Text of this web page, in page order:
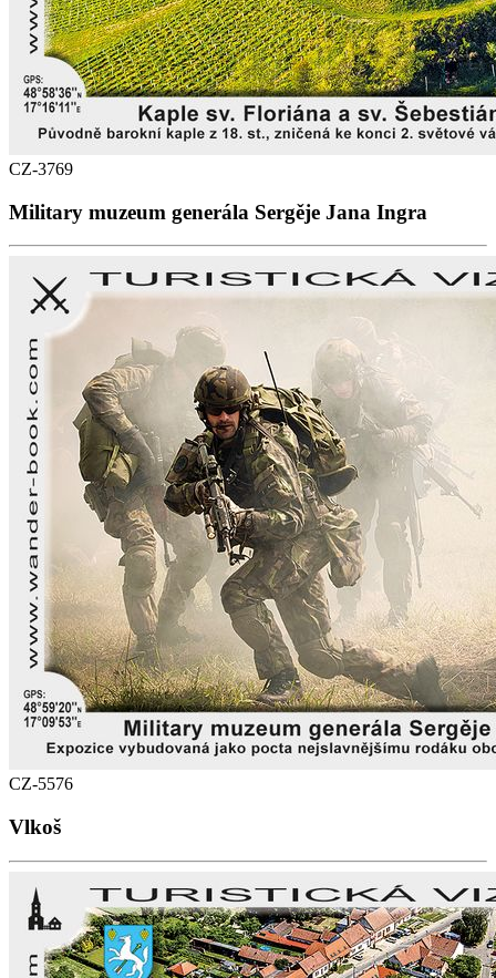
CZ-3769
Military muzeum generála Sergěje Jana Ingra
CZ-5576
Vlkoš